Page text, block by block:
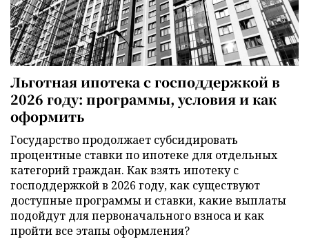
Льготная ипотека с господдержкой в
2026 году: программы, условия и как
оформить
Государство продолжает субсидировать
процентные ставки по ипотеке для отдельных
категорий граждан. Как взять ипотеку с
господдержкой в 2026 году, как существуют
доступные программы и ставки, какие выплаты
подойдут для первоначального взноса и как
пройти все этапы оформления?